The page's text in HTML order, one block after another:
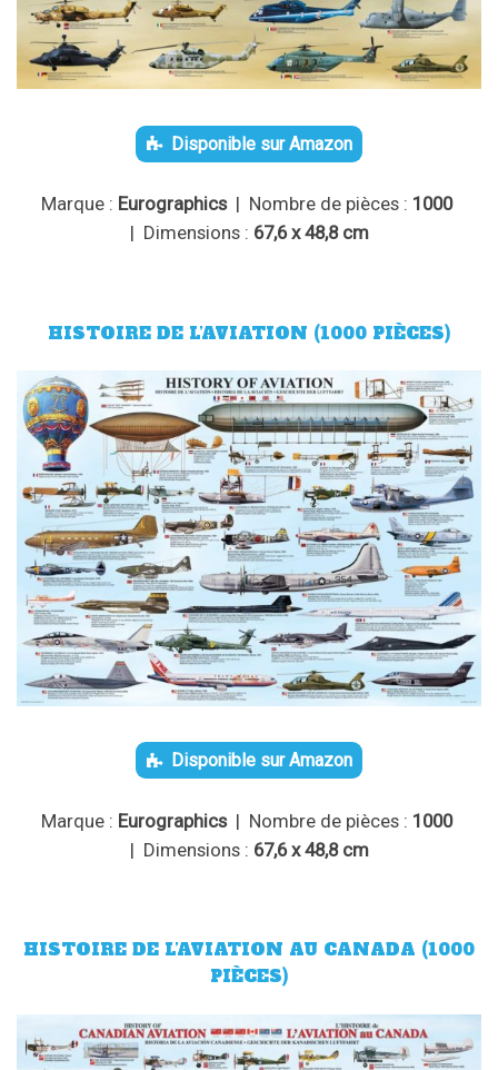
Disponible sur Amazon
Marque : Eurographics| Nombre de pièces : 1000
| Dimensions : 67,6 x 48,8 cm
HISTOIRE DE L’AVIATION (1000 PIÈCES)
Disponible sur Amazon
Marque : Eurographics| Nombre de pièces : 1000
| Dimensions : 67,6 x 48,8 cm
HISTOIRE DE L’AVIATION AU CANADA (1000
PIÈCES)